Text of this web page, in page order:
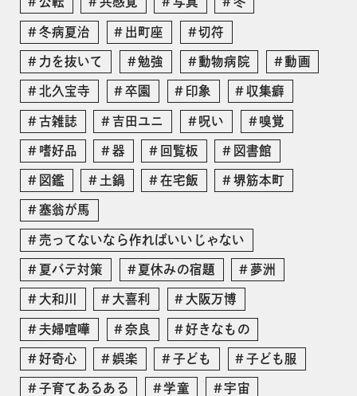
冬病夏治 出町座 切符
力を抜いて 勉強 動物病院 動画
北久宝寺 卒園 印象 収集癖
古雑誌 吉田ユニ 呪い 嗅覚
嗜好品 器 回覧板 図書館
図鑑 土鍋 在宅飯 堺筋本町
塞翁が馬
売ってないなら作ればいいじゃない
夏バテ対策 夏休みの宿題 夢洲
大和川 大喜利 大阪万博
夫婦喧嘩 奈良 好きなもの
好奇心 娯楽 子ども 子ども服
子育てあるある 学童 宇宙